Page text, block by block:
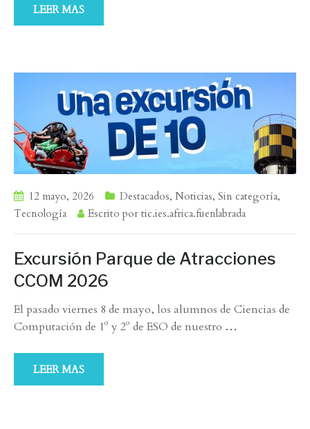
LEER MAS
12 mayo, 2026 Destacados, Noticias, Sin categoría,
Tecnología
Escrito por tic.ies.africa.fuenlabrada
Excursión Parque de Atracciones
CCOM 2026
El pasado viernes 8 de mayo, los alumnos de Ciencias de
Computación de 1º y 2º de ESO de nuestro …
LEER MAS